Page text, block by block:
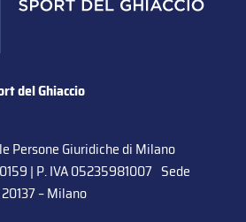
del Ghiaccio
Persone Giuridiche di Milano
| P. IVA 05235981007 Sede
– Milano